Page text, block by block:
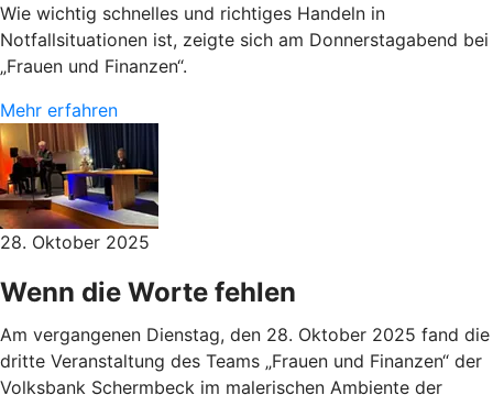
Wie wichtig schnelles und richtiges Handeln in
Notfallsituationen ist, zeigte sich am Donnerstagabend bei
„Frauen und Finanzen“.
Mehr erfahren
28. Oktober 2025
Wenn die Worte fehlen
Am vergangenen Dienstag, den 28. Oktober 2025 fand die
dritte Veranstaltung des Teams „Frauen und Finanzen“ der
Volksbank Schermbeck im malerischen Ambiente der